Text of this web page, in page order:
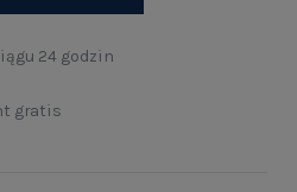
24 godzin
gratis